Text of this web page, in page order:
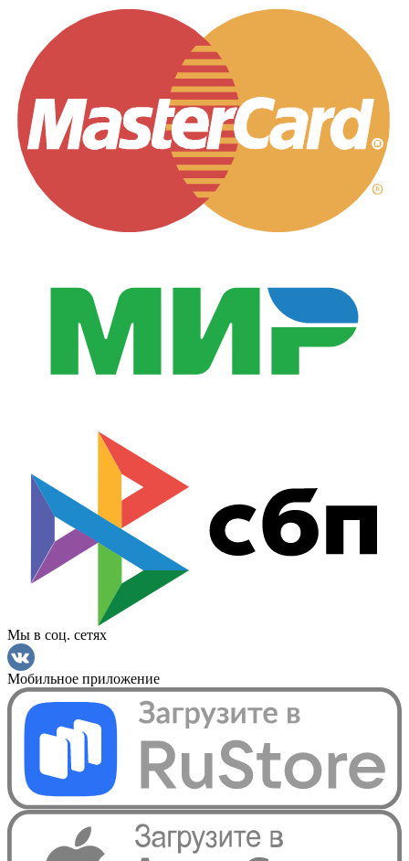
Мы в соц. сетях
Мобильное приложение